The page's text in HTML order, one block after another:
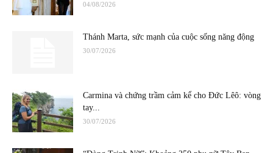
04/08/2026
Thánh Marta, sức mạnh của cuộc sống năng động
30/07/2026
Carmina và chứng trầm cảm kể cho Đức Lêô: vòng
tay...
30/07/2026